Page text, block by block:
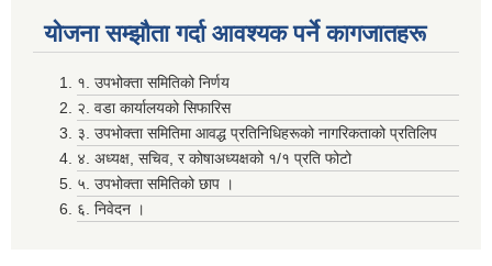
योजना सम्झाैता गर्दा आवश्यक पर्ने कागजातहरू
१. उपभोक्ता समितिको निर्णय
२. वडा कार्यालयको सिफारिस
३. उपभोक्ता समितिमा आवद्ध प्रतिनिधिहरूको नागरिकताको प्रतिलिप
४. अध्यक्ष, सचिव, र कोषाअध्यक्षको १/१ प्रति फोटो
५. उपभोक्ता समितिको छाप ।
६. निवेदन ।